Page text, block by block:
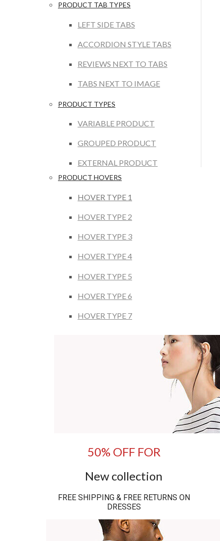
PRODUCT TAB TYPES
LEFT SIDE TABS
ACCORDION STYLE TABS
REVIEWS NEXT TO TABS
TABS NEXT TO IMAGE
PRODUCT TYPES
VARIABLE PRODUCT
GROUPED PRODUCT
EXTERNAL PRODUCT
PRODUCT HOVERS
HOVER TYPE 1
HOVER TYPE 2
HOVER TYPE 3
HOVER TYPE 4
HOVER TYPE 5
HOVER TYPE 6
HOVER TYPE 7
50% OFF FOR
New collection
FREE SHIPPING & FREE RETURNS ON
DRESSES